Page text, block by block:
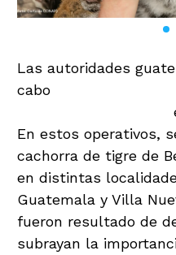
Las autoridades
cabo
En estos operativos,
cachorra de tigre de
en distintas
Guatemala y Villa
fueron resultado de
subrayan la